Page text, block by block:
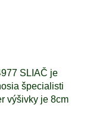
SLIAČ je
špecialisti
výšivky je 8cm